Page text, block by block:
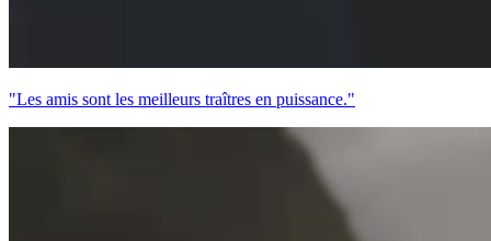
"Les amis sont les meilleurs traîtres en puissance."